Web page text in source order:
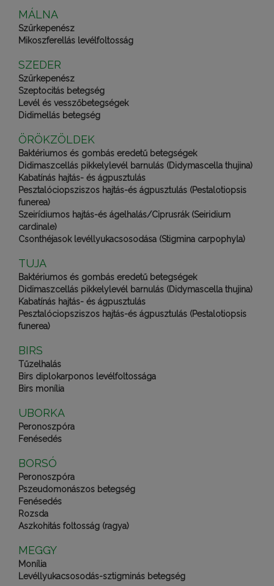
MÁLNA
Szürkepenész
Mikoszferellás levélfoltosság
SZEDER
Szürkepenész
Szeptocitás betegség
Levél és vesszőbetegségek
Didimellás betegség
ÖRÖKZÖLDEK
Baktériumos és gombás eredetű betegségek
Didimaszcellás pikkelylevél barnulás (Didymascella thujina)
Kabatínás hajtás- és ágpusztulás
Pesztalóciopsziszos hajtás-és ágpusztulás (Pestalotiopsis
funerea)
Szeirídiumos hajtás-és ágelhalás/Ciprusrák (Seiridium
cardinale)
Csonthéjasok levéllyukacsosodása (Stigmina carpophyla)
TUJA
Baktériumos és gombás eredetű betegségek
Didimaszcellás pikkelylevél barnulás (Didymascella thujina)
Kabatínás hajtás- és ágpusztulás
Pesztalóciopsziszos hajtás-és ágpusztulás (Pestalotiopsis
funerea)
BIRS
Tűzelhalás
Birs diplokarponos levélfoltossága
Birs monília
UBORKA
Peronoszpóra
Fenésedés
BORSÓ
Peronoszpóra
Pszeudomonászos betegség
Fenésedés
Rozsda
Aszkohitás foltosság (ragya)
MEGGY
Monília
Levéllyukacsosodás-sztigminás betegség